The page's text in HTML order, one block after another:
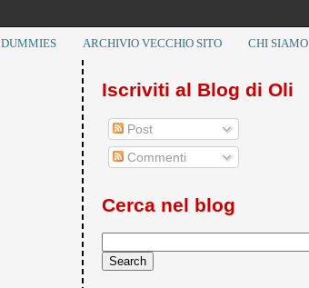
ARCHIVIO VECCHIO SITO CHI SIAMO
Iscriviti al Blog di Oli
Post
Commenti
Cerca nel blog